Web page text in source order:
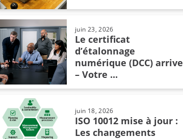
juil. 02, 2019
Les unités de pression et
leur conversion
mars 14, 2022
Qu'est-ce que la pression
atmosphérique?
juin 23, 2026
Le certificat
d’étalonnage
numérique (DCC) arrive
– Votre ...
juin 18, 2026
ISO 10012 mise à jour :
Les changements